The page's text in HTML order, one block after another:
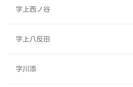
字上西ノ谷
字上八反田
字川添